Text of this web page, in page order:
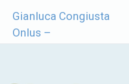
contenuto
Gianluca Congiusta
Onlus –